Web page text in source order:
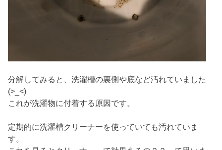
分解してみると、洗濯槽の裏側や底など汚れていました
(>_<)
これが洗濯物に付着する原因です。
定期的に洗濯槽クリーナーを使っていても汚れていま
す。